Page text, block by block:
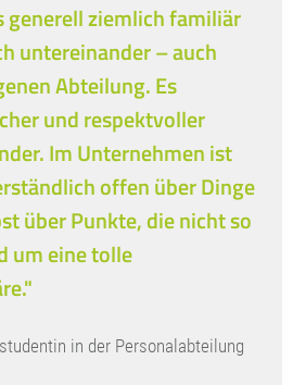
generell ziemlich familiär
untereinander – auch
Abteilung. Es
und respektvoller
Im Unternehmen ist
offen über Dinge
über Punkte, die nicht so
um eine tolle
in der Personalabteilung